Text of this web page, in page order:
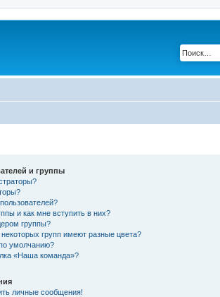
и группы
и как мне вступить в них?
группы?
групп имеют разные цвета?
умолчанию?
«Наша команда»?
личные сообщения!